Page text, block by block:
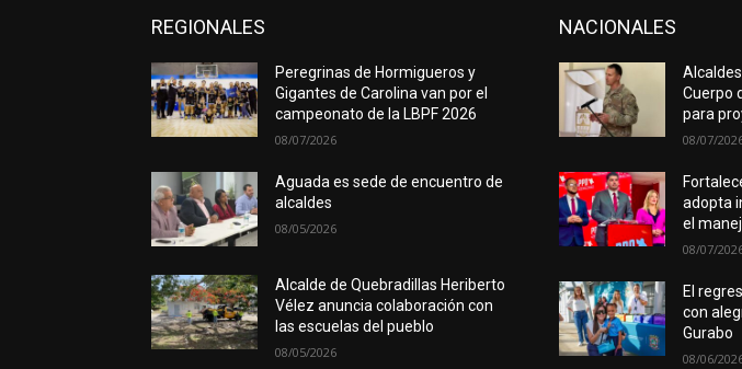
REGIONALES
Peregrinas de Hormigueros y
Gigantes de Carolina van por el
campeonato de la LBPF 2026
08/07/2026
Aguada es sede de encuentro de
alcaldes
08/05/2026
Alcalde de Quebradillas Heriberto
Vélez anuncia colaboración con
las escuelas del pueblo
08/05/2026
NACIONALES
Cuerpo
para
08/07/
adopta
el
08/07/
El
con
Gurabo
08/06/